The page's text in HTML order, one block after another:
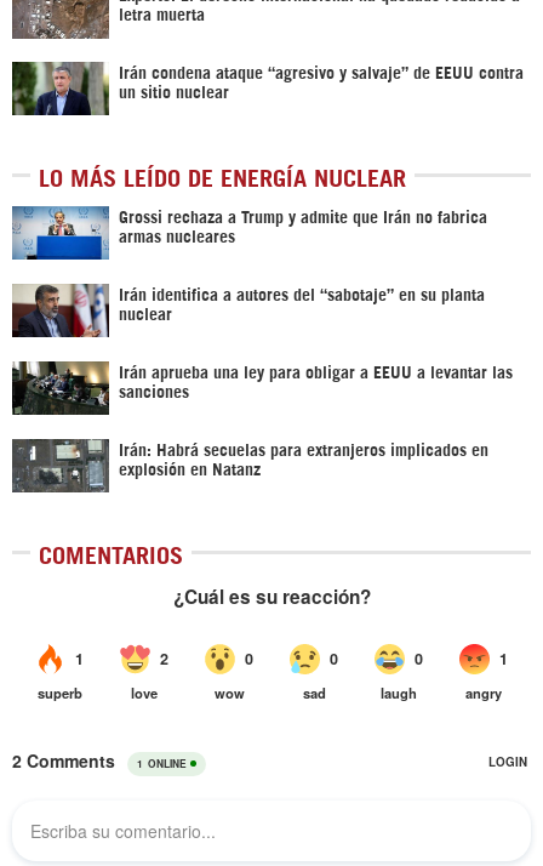
letra muerta
Irán condena ataque “agresivo y salvaje” de EEUU contra
un sitio nuclear
LO MÁS LEÍDO DE ENERGÍA NUCLEAR
Grossi rechaza a Trump y admite que Irán no fabrica
armas nucleares
Irán identifica a autores del “sabotaje” en su planta
nuclear
Irán aprueba una ley para obligar a EEUU a levantar las
sanciones
Irán: Habrá secuelas para extranjeros implicados en
explosión en Natanz
COMENTARIOS